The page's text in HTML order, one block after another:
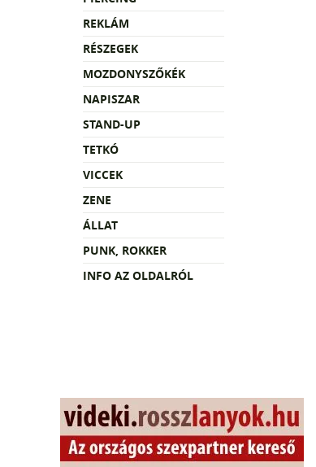
REKLÁM
RÉSZEGEK
MOZDONYSZŐKÉK
NAPISZAR
STAND-UP
TETKÓ
VICCEK
ZENE
ÁLLAT
PUNK, ROKKER
INFO AZ OLDALRÓL